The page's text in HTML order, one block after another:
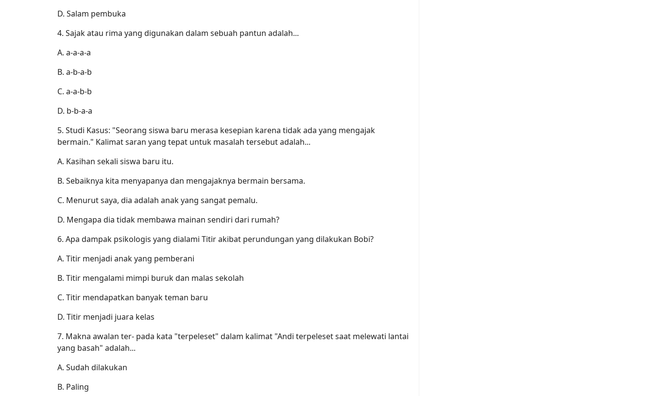
D. Salam pembuka
4. Sajak atau rima yang digunakan dalam sebuah pantun adalah...
A. a-a-a-a
B. a-b-a-b
C. a-a-b-b
D. b-b-a-a
5. Studi Kasus: "Seorang siswa baru merasa kesepian karena tidak ada yang mengajak
bermain." Kalimat saran yang tepat untuk masalah tersebut adalah...
A. Kasihan sekali siswa baru itu.
B. Sebaiknya kita menyapanya dan mengajaknya bermain bersama.
C. Menurut saya, dia adalah anak yang sangat pemalu.
D. Mengapa dia tidak membawa mainan sendiri dari rumah?
6. Apa dampak psikologis yang dialami Titir akibat perundungan yang dilakukan Bobi?
A. Titir menjadi anak yang pemberani
B. Titir mengalami mimpi buruk dan malas sekolah
C. Titir mendapatkan banyak teman baru
D. Titir menjadi juara kelas
7. Makna awalan ter- pada kata "terpeleset" dalam kalimat "Andi terpeleset saat melewati lantai
yang basah" adalah...
A. Sudah dilakukan
B. Paling